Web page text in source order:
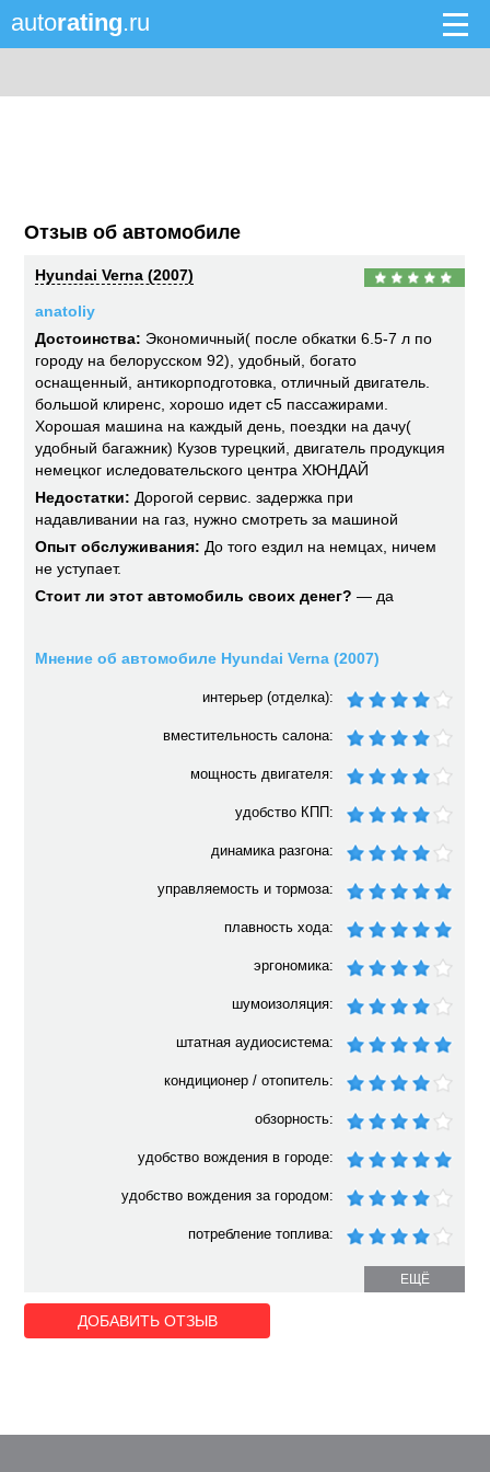
autorating.ru
Отзыв об автомобиле
Hyundai Verna (2007)
anatoliy
Достоинства: Экономичный( после обкатки 6.5-7 л по
городу на белорусском 92), удобный, богато
оснащенный, антикорподготовка, отличный двигатель.
большой клиренс, хорошо идет с5 пассажирами.
Хорошая машина на каждый день, поездки на дачу(
удобный багажник) Кузов турецкий, двигатель продукция
немецког иследовательского центра ХЮНДАЙ
Недостатки: Дорогой сервис. задержка при
надавливании на газ, нужно смотреть за машиной
Опыт обслуживания: До того ездил на немцах, ничем
не уступает.
Стоит ли этот автомобиль своих денег? — да
Мнение об автомобиле Hyundai Verna (2007)
интерьер (отделка):
вместительность салона:
мощность двигателя:
удобство КПП:
динамика разгона:
управляемость и тормоза:
плавность хода:
эргономика:
шумоизоляция:
штатная аудиосистема:
кондиционер / отопитель:
обзорность:
удобство вождения в городе:
удобство вождения за городом:
потребление топлива:
ЕЩЁ
ДОБАВИТЬ ОТЗЫВ